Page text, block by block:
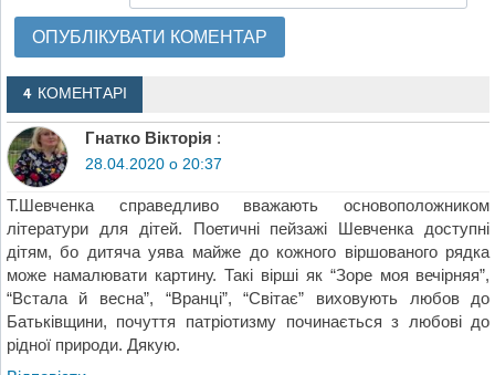
4 КОМЕНТАРІ
Гнатко Вікторія :
28.04.2020 о 20:37
Т.Шевченка справедливо вважають основоположником
літератури для дітей. Поетичні пейзажі Шевченка доступні
дітям, бо дитяча уява майже до кожного віршованого рядка
може намалювати картину. Такі вірші як “Зоре моя вечірняя”,
“Встала й весна”, “Вранці”, “Світає” виховують любов до
Батьківщини, почуття патріотизму починається з любові до
рідної природи. Дякую.